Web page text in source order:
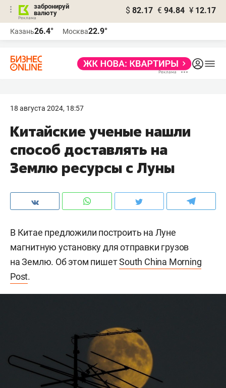
забронируй
валюту
$ 82.17 € 94.84 ¥ 12.17
Казань26.4° Москва22.9°
18 августа 2024, 18:57
Китайские ученые нашли
способ доставлять на
Землю ресурсы с Луны
В Китае предложили построить на Луне
магнитную установку для отправки грузов
на Землю. Об этом пишетSouth China Morning
Post.